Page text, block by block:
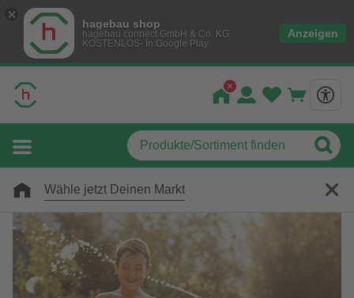
hagebau shop
hagebau connect GmbH & Co. KG
KOSTENLOS- In Google Play
Anzeigen
Wähle jetzt Deinen Markt